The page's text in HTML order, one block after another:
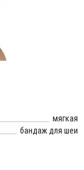
мягкая
бандаж для шеи